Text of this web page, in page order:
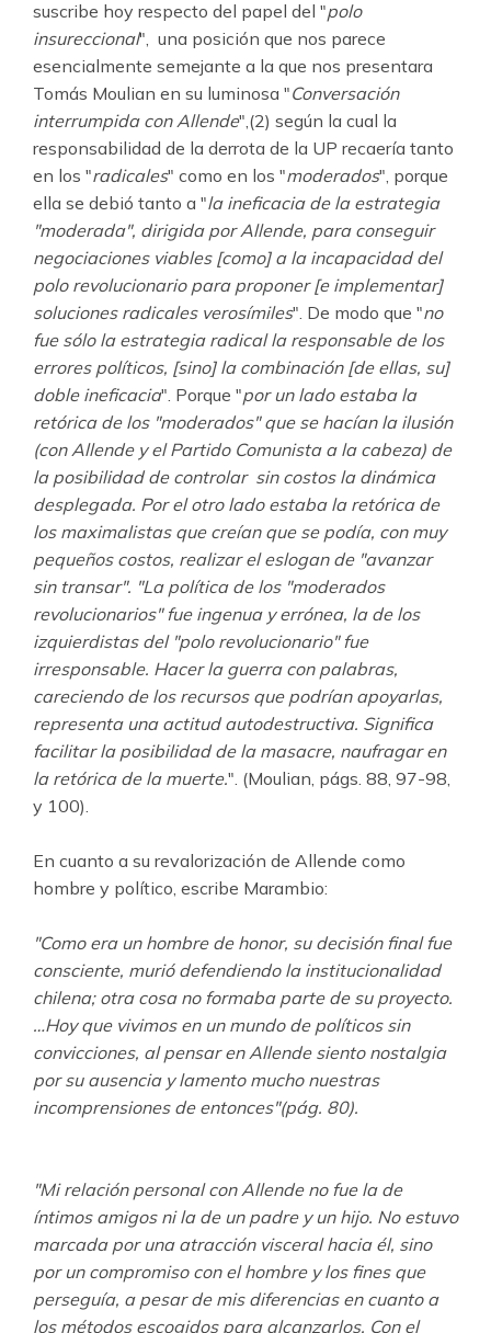
suscribe hoy respecto del papel del "polo
insureccional", una posición que nos parece
esencialmente semejante a la que nos presentara
Tomás Moulian en su luminosa "Conversación
interrumpida con Allende",(2) según la cual la
responsabilidad de la derrota de la UP recaería tanto
en los "radicales" como en los "moderados", porque
ella se debió tanto a "la ineficacia de la estrategia
"moderada", dirigida por Allende, para conseguir
negociaciones viables [como] a la incapacidad del
polo revolucionario para proponer [e implementar]
soluciones radicales verosímiles". De modo que "no
fue sólo la estrategia radical la responsable de los
errores políticos, [sino] la combinación [de ellas, su]
doble ineficacia". Porque "por un lado estaba la
retórica de los "moderados" que se hacían la ilusión
(con Allende y el Partido Comunista a la cabeza) de
la posibilidad de controlar sin costos la dinámica
desplegada. Por el otro lado estaba la retórica de
los maximalistas que creían que se podía, con muy
pequeños costos, realizar el eslogan de "avanzar
sin transar". "La política de los "moderados
revolucionarios" fue ingenua y errónea, la de los
izquierdistas del "polo revolucionario" fue
irresponsable. Hacer la guerra con palabras,
careciendo de los recursos que podrían apoyarlas,
representa una actitud autodestructiva. Significa
facilitar la posibilidad de la masacre, naufragar en
la retórica de la muerte.". (Moulian, págs. 88, 97-98,
y 100).
En cuanto a su revalorización de Allende como
hombre y político, escribe Marambio:
"Como era un hombre de honor, su decisión final fue
consciente, murió defendiendo la institucionalidad
chilena; otra cosa no formaba parte de su proyecto.
…Hoy que vivimos en un mundo de políticos sin
convicciones, al pensar en Allende siento nostalgia
por su ausencia y lamento mucho nuestras
incomprensiones de entonces"(pág. 80).
"Mi relación personal con Allende no fue la de
íntimos amigos ni la de un padre y un hijo. No estuvo
marcada por una atracción visceral hacia él, sino
por un compromiso con el hombre y los fines que
perseguía, a pesar de mis diferencias en cuanto a
los métodos escogidos para alcanzarlos. Con el